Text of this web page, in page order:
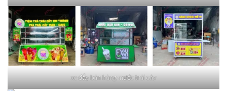
xe đẩy bán hàng -nước trái cây